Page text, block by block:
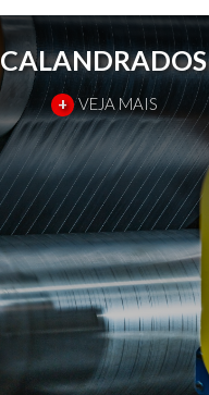
CALANDRADOS
+ VEJA MAIS